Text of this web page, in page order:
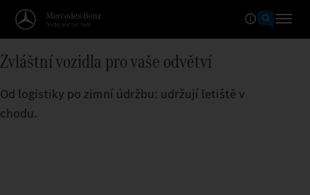
Zvláštní vozidla pro vaše odvětví
Od logistiky po zimní údržbu: udržují letiště v
chodu.